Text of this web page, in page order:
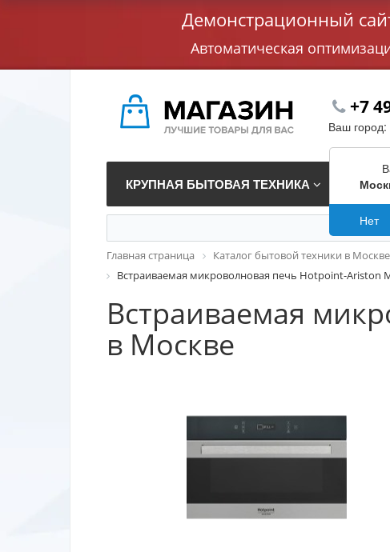
Демонстрационный
Автоматическая
+7
Ваш город:
КРУПНАЯ БЫТОВАЯ ТЕХНИКА
Главная страница Каталог бытовой техники в Москве
Встраиваемая микроволновая печь Hotpoint-Ariston
Встраиваемая
в Москве
Нет